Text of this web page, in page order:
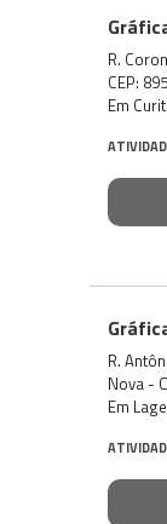
R.
CEP:
Em
R.
Nova -
Em